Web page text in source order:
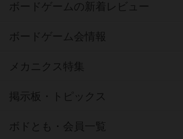
ボードゲームの新着レビュー
ボードゲーム会情報
メカニクス特集
掲示板・トピックス
ボドとも・会員一覧